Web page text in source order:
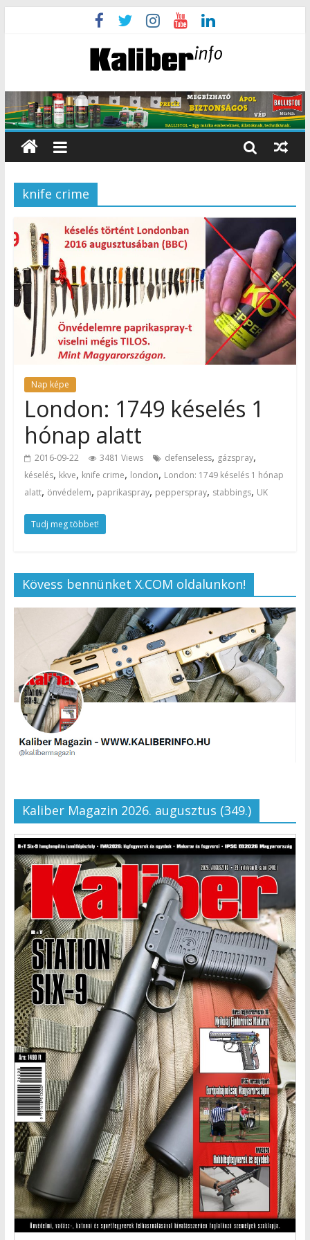
knife crime
Nap képe
London: 1749 késelés 1
hónap alatt
2016-09-22 3481 Views defenseless, gázspray,
késelés, kkve, knife crime, london, London: 1749 késelés 1 hónap
alatt, önvédelem, paprikaspray, pepperspray, stabbings, UK
Tudj meg többet!
Kövess bennünket X.COM oldalunkon!
Kaliber Magazin 2026. augusztus (349.)